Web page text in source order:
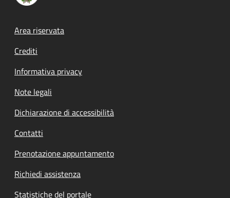
Footer menu
Area riservata
Crediti
Informativa privacy
Note legali
Dichiarazione di accessibilità
Contatti
Prenotazione appuntamento
Richiedi assistenza
Statistiche del portale